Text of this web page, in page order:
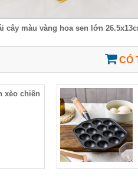
cây màu vàng hoa sen lớn
CÓ
xèo chiên